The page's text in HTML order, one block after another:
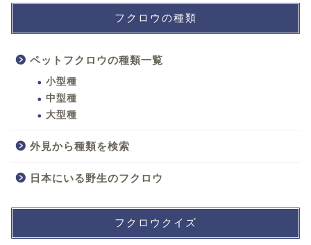
フクロウの種類
ペットフクロウの種類一覧
小型種
中型種
大型種
外見から種類を検索
日本にいる野生のフクロウ
フクロウクイズ